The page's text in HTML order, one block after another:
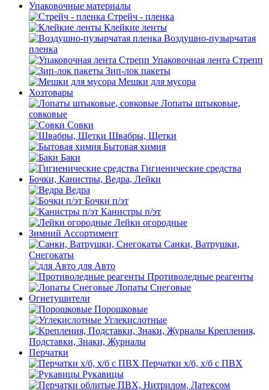
Упаковочные материалы
Стрейч - пленка
Клейкие ленты
Воздушно-пузырчатая
пленка
Упаковочная лента Стрепп
Зип-лок пакеты
Мешки для мусора
Хозтовары
Лопаты штыковые,
совковые
Совки
Швабры, Щетки
Бытовая химия
Баки
Гигиенические средства
Бочки, Канистры, Ведра, Лейки
Ведра
Бочки п/эт
Канистры п/эт
Лейки огородные
Зимний Ассортимент
Санки, Ватрушки,
Снегокаты
для Авто
Противоледные реагенты
Лопаты Снеговые
Огнетушители
Порошковые
Углекислотные
Крепления,
Подставки, Знаки, Журналы
Перчатки
Перчатки х/б, х/б с ПВХ
Рукавицы